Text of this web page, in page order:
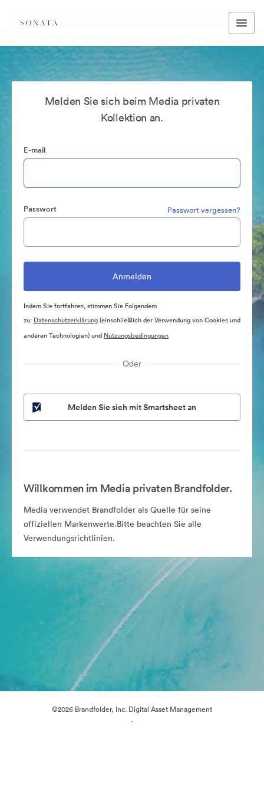
Melden Sie sich beim Media privaten
Kollektion an.
E-mail
Passwort Passwort vergessen?
Indem Sie fortfahren, stimmen Sie Folgendem
zu: Datenschutzerklärung(einschließlich der Verwendung von Cookies und
anderen Technologien) und Nutzungsbedingungen
Oder
Melden Sie sich mit Smartsheet an
Willkommen im Media privaten Brandfolder.
Media verwendet Brandfolder als Quelle für seine
offiziellen Markenwerte.Bitte beachten Sie alle
Verwendungsrichtlinien.
©2026 Brandfolder, Inc. Digital Asset Management
·